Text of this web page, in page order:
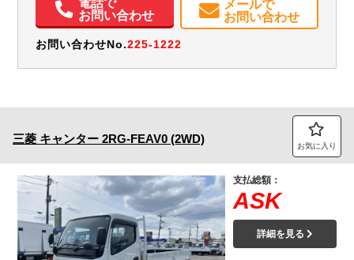
電動格納ミラー
ETC バックモニター
取扱説明書（一部含む）
メンテナンスノート（保証書）
お問い合わせ
メールで
お問い合わせ
お問い合わせNo.225-1222
三菱 キャンター 2RG-FEAV0 (2WD) お気に入り
支払総額：
ASK
詳細を見る